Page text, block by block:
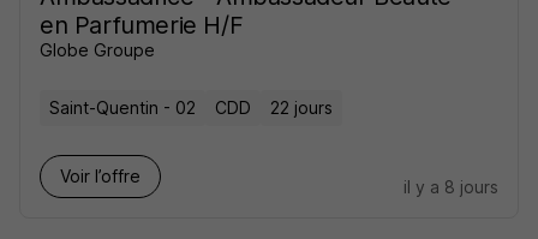
en Parfumerie H/F
Globe Groupe
Saint-Quentin - 02 CDD 22 jours
Voir l’offre
il y a 8 jours